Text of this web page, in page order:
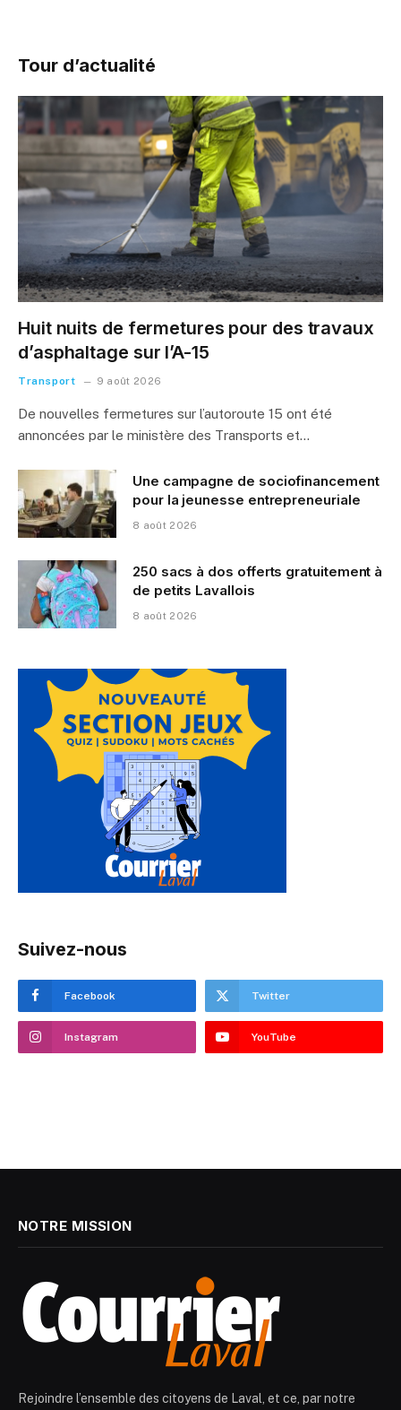
Tour d’actualité
Huit nuits de fermetures pour des travaux
d’asphaltage sur l’A-15
Transport 9 août 2026
De nouvelles fermetures sur l’autoroute 15 ont été
annoncées par le ministère des Transports et…
Une campagne de sociofinancement
pour la jeunesse entrepreneuriale
8 août 2026
250 sacs à dos offerts gratuitement à
de petits Lavallois
8 août 2026
Suivez-nous
Facebook Twitter
Instagram YouTube
NOTRE MISSION
Rejoindre l’ensemble des citoyens de Laval, et ce, par notre